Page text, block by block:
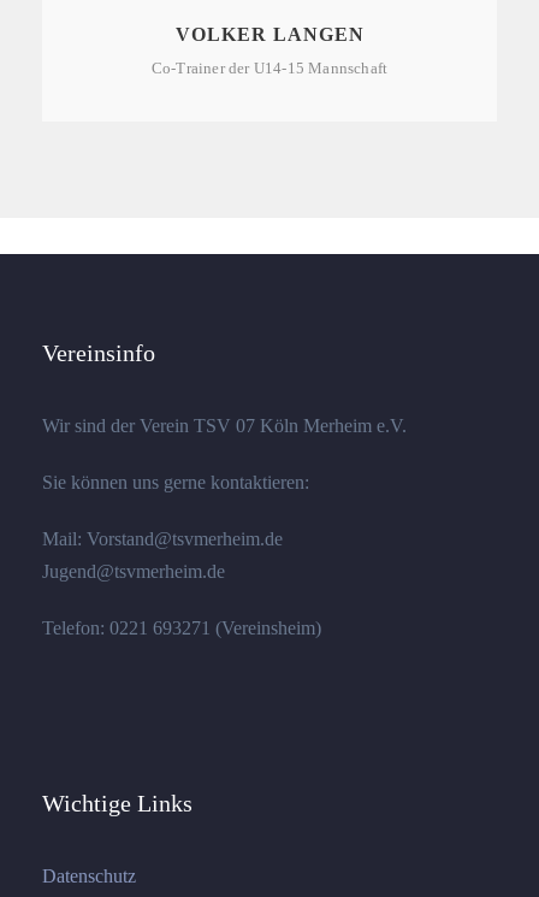
VOLKER LANGEN
Co-Trainer der U14-15 Mannschaft
Vereinsinfo
Wir sind der Verein TSV 07 Köln Merheim e.V.
Sie können uns gerne kontaktieren:
Mail: Vorstand@tsvmerheim.de
Jugend@tsvmerheim.de
Telefon: 0221 693271 (Vereinsheim)
Wichtige Links
Datenschutz